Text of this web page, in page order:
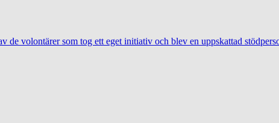
de volontärer som tog ett eget initiativ och blev en uppskattad